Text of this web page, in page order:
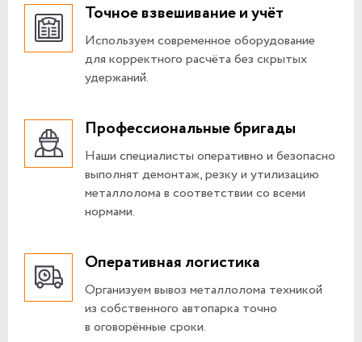
Точное взвешивание и учёт
Используем современное оборудование
для корректного расчёта без скрытых
удержаний.
Профессиональные бригады
Наши специалисты оперативно и безопасно
выполнят демонтаж, резку и утилизацию
металлолома в соответствии со всеми
нормами.
Оперативная логистика
Организуем вывоз металлолома техникой
из собственного автопарка точно
в оговорённые сроки.